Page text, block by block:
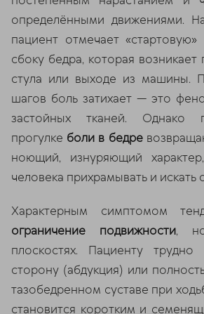
определёнными движениями.
пациент отмечает
сбоку бедра, которая возникает
стула или выходе из машины.
шагов боль затихает — это
застойных тканей. Однако
прогулке боли в бедре
ноющий, изнуряющий
человека прихрамывать и искать
Характерным симптомом
ограничение подвижности,
плоскостях. Пациенту
сторону (абдукция) или
тазобедренном суставе при
становится коротким и